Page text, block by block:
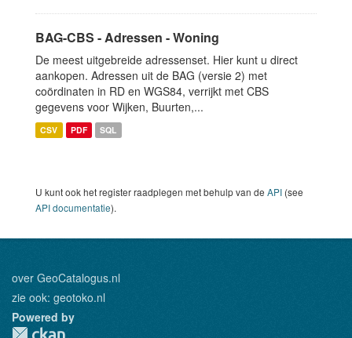
BAG-CBS - Adressen - Woning
De meest uitgebreide adressenset. Hier kunt u direct
aankopen. Adressen uit de BAG (versie 2) met
coördinaten in RD en WGS84, verrijkt met CBS
gegevens voor Wijken, Buurten,...
CSV PDF SQL
U kunt ook het register raadplegen met behulp van de API (see
API documentatie).
over GeoCatalogus.nl
zie ook: geotoko.nl
Powered by